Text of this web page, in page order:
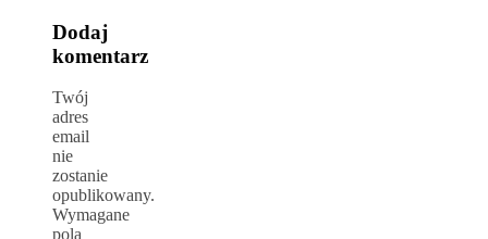
Dodaj
komentarz
Twój
adres
email
nie
zostanie
opublikowany.
Wymagane
pola